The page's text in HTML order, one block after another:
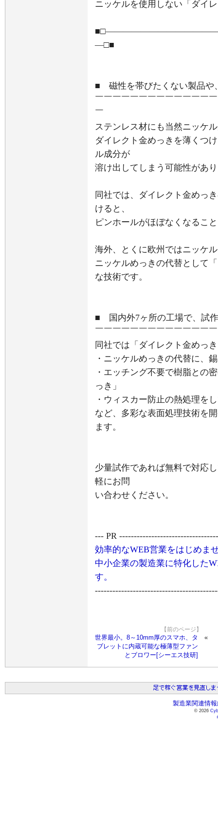
ニッケルを使用しない「ダイ
―□■
■ 磁性を帯びたくない製品や
￣￣￣￣￣￣￣￣￣￣￣￣￣
￣
ステンレス材にも当然ニッケ
ダイレクト金めっきを薄くつ
ル成分が
溶け出してしまう可能性があ
同社では、ダイレクト金めっ
けると、
ピンホールがほぼなくなるこ
海外、とくに欧州ではニッケ
ニッケルめっきの代替として
な技術です。
■ 国内外7ヶ所の工場で、試
￣￣￣￣￣￣￣￣￣￣￣￣￣
同社では「ダイレクト金めっ
・ニッケルめっきの代替に、
・エッチング不要で樹脂との
っき」
・ウィスカー防止の熱処理を
など、多彩な表面処理技術を
ます。
少量試作であれば無料で対応
軽にお問
い合わせください。
--- PR
効率的なWEB営業をはじめま
中小企業の製造業に特化した
す。
【前のページ】
世界最小。8～10mm厚のスマホ、タ
ブレットに内蔵可能な極薄型ファン
とブロワー[シーエス技研]
製造業関連情
© 2026